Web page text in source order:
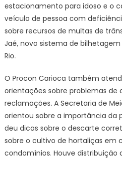
estacionamento para idoso e o
veículo de pessoa com
sobre recursos de multas de
Jaé, novo sistema de
Rio.
O Procon Carioca também
orientações sobre problemas de
reclamações. A Secretaria de
orientou sobre a importância da
deu dicas sobre o descarte
sobre o cultivo de hortaliças em
condomínios. Houve distribuição